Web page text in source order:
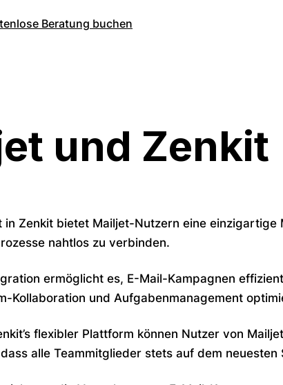
Beratung buchen
und Zenkit
in Zenkit bietet Mailjet-Nutzern eine
nahtlos zu verbinden.
ermöglicht es, E-Mail-Kampagnen
Kollaboration und Aufgabenmanagement
flexibler Plattform können Nutzer von
alle Teammitglieder stets auf dem neuesten